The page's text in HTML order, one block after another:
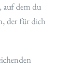
auf dem du
der für dich